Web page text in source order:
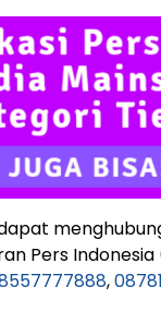
Pers Indonesia
,